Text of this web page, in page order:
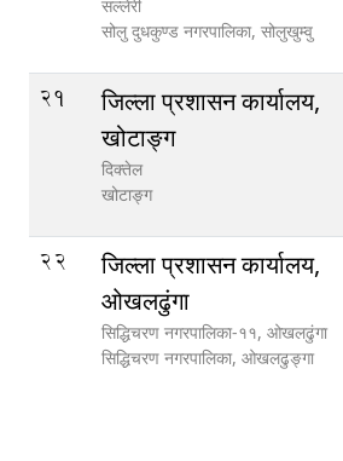
सल्लेरी
सोलु दुधकुण्ड नगरपालिका, सोलुखुम्वु
21
जिल्ला प्रशासन कार्यालय,
खोटाङ्ग
दिक्तेल
खोटाङ्ग
22
जिल्ला प्रशासन कार्यालय,
ओखलढुंगा
सिद्धिचरण नगरपालिका-११, ओखलढुंगा
सिद्धिचरण नगरपालिका, ओखलढुङ्गा